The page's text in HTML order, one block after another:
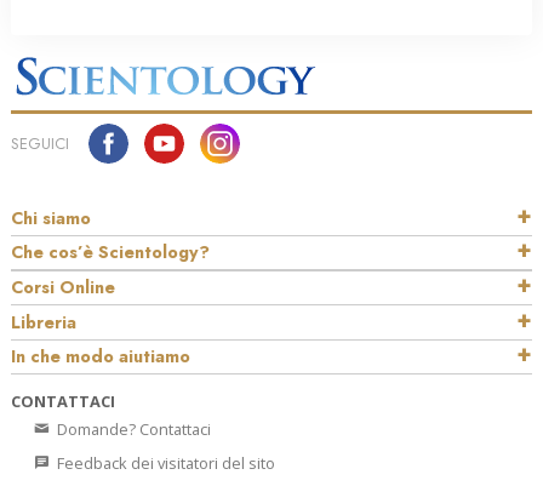
SEGUICI
Chi siamo
Che cos’è Scientology?
Corsi Online
Libreria
In che modo aiutiamo
CONTATTACI
Domande? Contattaci
Feedback dei visitatori del sito